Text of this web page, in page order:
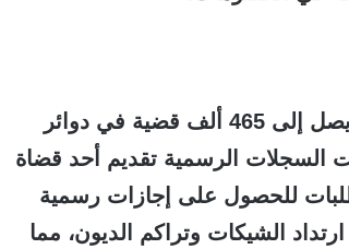
أفصحت مصادر قضائية عن تراكم مذهل للقضايا يصل إلى 465 ألف قضية في دوائر
وسجلت السجلات الرسمية تقديم أحد قضاة
بينما تقدم 70 آخرون بطلبات للحصول على إجازات رسمية
الشيكات وتراكم الديون، مما